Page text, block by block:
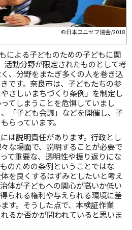
©日本ユニセフ協会/2018
による子どものための子どもに関
活動分野が限定されたものとして考
、分野をまたぎ多くの人を巻き込
です。奈良市は、子どもたちの参
さしいまちづくり条例」を制定し
てしまうことを危惧していまし
「子ども会議」などを開催し、子
らっています。
は説明責任があります。行政とし
な場面で、説明することが必要で
て重要な、透明性や振り返りにな
のための条例ということではな
を良くするはずみとしたいと考え
体が子どもへの関心が高いか低い
られる権利や与えられる環境に差
す。そうした点で、本検証作業
るか否かが問われていると思いま